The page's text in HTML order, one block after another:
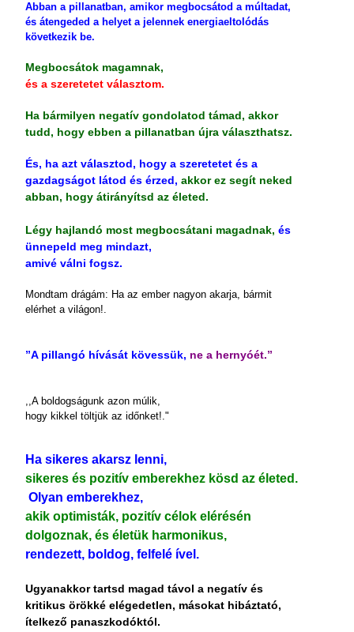
Abban a pillanatban, amikor megbocsátod a múltadat,
és átengeded a helyet a jelennek energiaeltolódás
következik be.
Megbocsátok magamnak,
és a szeretetet választom.
Ha bármilyen negatív gondolatod támad, akkor
tudd, hogy ebben a pillanatban újra választhatsz.
És, ha azt választod, hogy a szeretetet és a
gazdagságot látod és érzed, akkor ez segít neked
abban, hogy átirányítsd az életed.
Légy hajlandó most megbocsátani magadnak, és
ünnepeld meg mindazt,
amivé válni fogsz.
Mondtam drágám: Ha az ember nagyon akarja, bármit
elérhet a világon!.
”A pillangó hívását kövessük, ne a hernyóét.”
,,A boldogságunk azon múlik,
hogy kikkel töltjük az időnket!."
Ha sikeres akarsz lenni,
sikeres és pozitív emberekhez kösd az életed.
Olyan emberekhez,
akik optimisták, pozitív célok elérésén
dolgoznak, és életük harmonikus,
rendezett, boldog, felfelé ível.
Ugyanakkor tartsd magad távol a negatív és
kritikus örökké elégedetlen, másokat hibáztató,
ítelkező panaszkodóktól.